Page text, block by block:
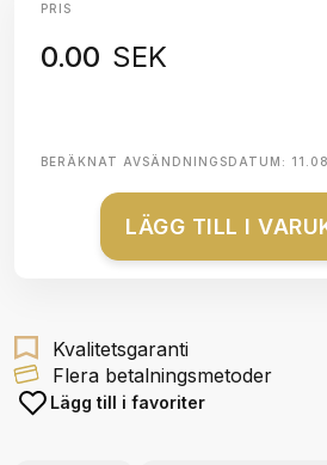
PRIS
0.00 SEK
BERÄKNAT AVSÄNDNINGSDATUM:
LÄGG TILL I
Kvalitetsgaranti
Flera betalningsmetoder
Lägg till i favoriter